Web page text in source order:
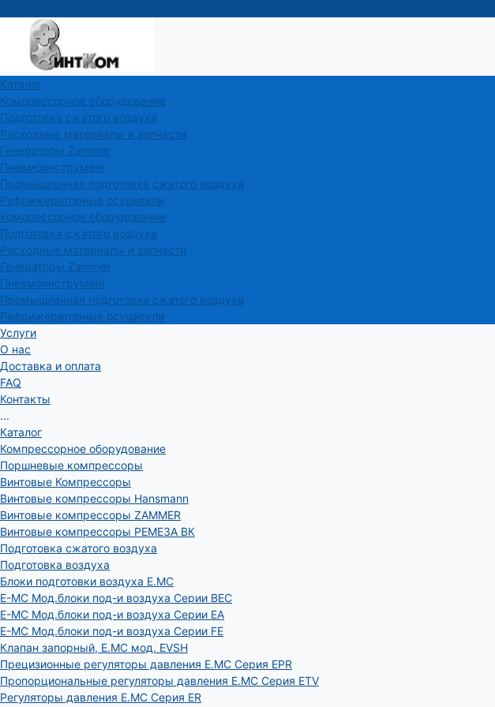
Каталог
Компрессорное оборудование
Подготовка сжатого воздуха
Расходные материалы и запчасти
Генераторы Zammer
Пневмоинструмент
Промышленная подготовка сжатого воздуха
Рефрижераторные осушители
Компрессорное оборудование
Подготовка сжатого воздуха
Расходные материалы и запчасти
Генераторы Zammer
Пневмоинструмент
Промышленная подготовка сжатого воздуха
Рефрижераторные осушители
Услуги
О нас
Доставка и оплата
FAQ
Контакты
...
Каталог
Компрессорное оборудование
Поршневые компрессоры
Винтовые Компрессоры
Винтовые компрессоры Hansmann
Винтовые компрессоры ZAMMER
Винтовые компрессоры РЕМЕЗА ВК
Подготовка сжатого воздуха
Подготовка воздуха
Блоки подготовки воздуха E.MC
E-MC Мод.блоки под-и воздуха Серии BEC
E-MC Мод.блоки под-и воздуха Серии EA
E-MC Мод.блоки под-и воздуха Серии FE
Клапан запорный, E.MC мод. EVSH
Прецизионные регуляторы давления E.MC Серия EPR
Пропорциональные регуляторы давления E.MC Серия ETV
Регуляторы давления E.MC Серия ER